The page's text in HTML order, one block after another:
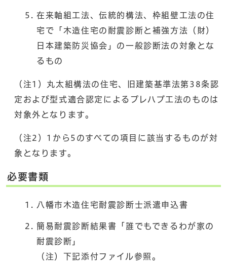
在来軸組工法、伝統的構法、枠組壁工法の住
宅で「木造住宅の耐震診断と補強方法（財）
日本建築防災協会」の一般診断法の対象とな
るもの
（注1）丸太組構法の住宅、旧建築基準法第38条認
定および型式適合認定によるプレハブ工法のものは
対象外となります。
（注2）1から5のすべての項目に該当するものが対
象となります。
必要書類
八幡市木造住宅耐震診断士派遣申込書
簡易耐震診断結果書「誰でもできるわが家の
耐震診断」
（注）下記添付ファイル参照。